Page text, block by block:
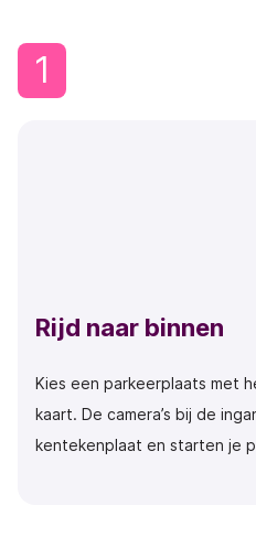
1
Rijd naar binnen
Kies een parkeerplaats met
kaart. De camera’s bij de
kentekenplaat en starten je